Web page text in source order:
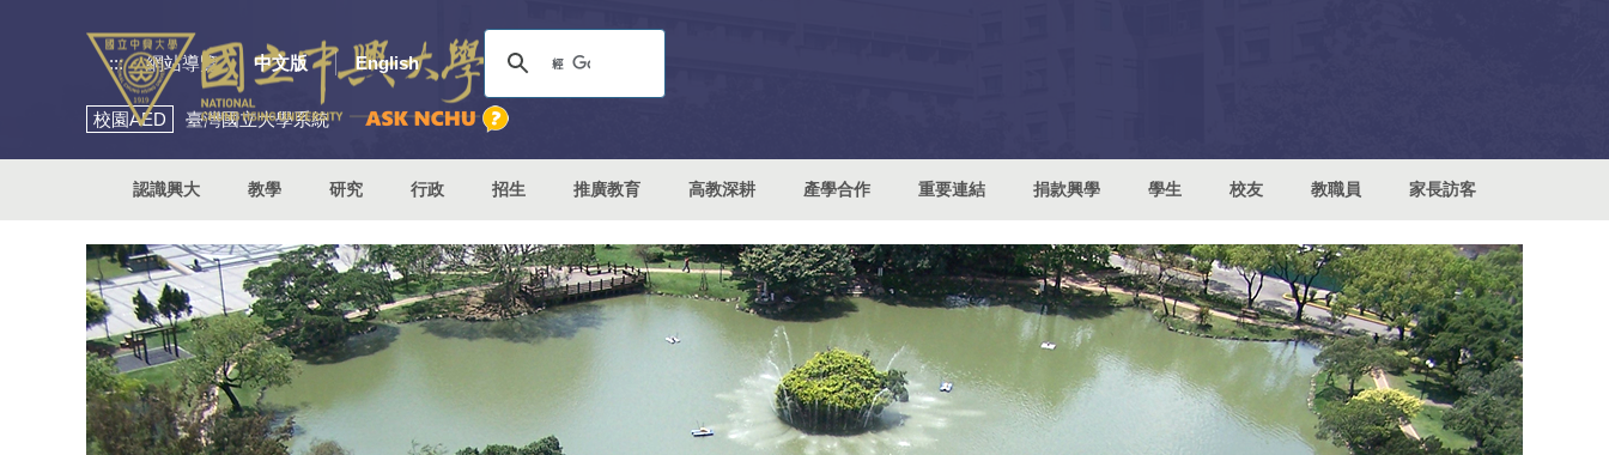
::: 網站導覽 中文版 English
校園AED 臺灣國立大學系統
認識興大 教學 研究 行政 招生 推廣教育 高教深耕 產學合作 重要連結 捐款興學 學生 校友 教職員 家長訪客